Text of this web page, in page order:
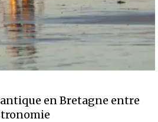
en Bretagne entre